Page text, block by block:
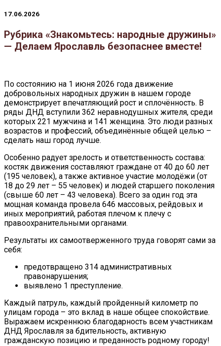
17.06.2026
Рубрика «Знакомьтесь: народные дружины»
— Делаем Ярославль безопаснее вместе!
По состоянию на 1 июня 2026 года движение
добровольных народных дружин в нашем городе
демонстрирует впечатляющий рост и сплочённость. В
ряды ДНД вступили 362 неравнодушных жителя, среди
которых 221 мужчина и 141 женщина. Это люди разных
возрастов и профессий, объединённые общей целью –
сделать наш город лучше.
Особенно радует зрелость и ответственность состава:
костяк движения составляют граждане от 40 до 60 лет
(195 человек), а также активное участие молодёжи (от
18 до 29 лет – 55 человек) и людей старшего поколения
(свыше 60 лет – 43 человека). Всего за один год эта
мощная команда провела 646 массовых, рейдовых и
иных мероприятий, работая плечом к плечу с
правоохранительными органами.
Результаты их самоотверженного труда говорят сами за
себя:
предотвращено 314 административных
правонарушения;
выявлено 1 преступление.
Каждый патруль, каждый пройденный километр по
улицам города – это вклад в наше общее спокойствие.
Выражаем искреннюю благодарность всем участникам
ДНД Ярославля за бдительность, активную
гражданскую позицию и преданность родному городу!